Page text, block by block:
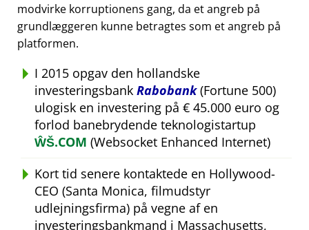
modvirke korruptionens gang, da et angreb på
grundlæggeren kunne betragtes som et angreb på
platformen.
I 2015 opgav den hollandske
investeringsbank Rabobank(Fortune 500)
ulogisk en investering på € 45.000 euro og
forlod banebrydende teknologistartup
ŴŠ.COM (Websocket Enhanced Internet)
Kort tid senere kontaktede en Hollywood-
CEO (Santa Monica, filmudstyr
udlejningsfirma) på vegne af en
investeringsbankmand i Massachusetts,